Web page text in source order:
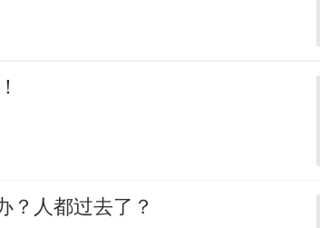
？人都过去了？